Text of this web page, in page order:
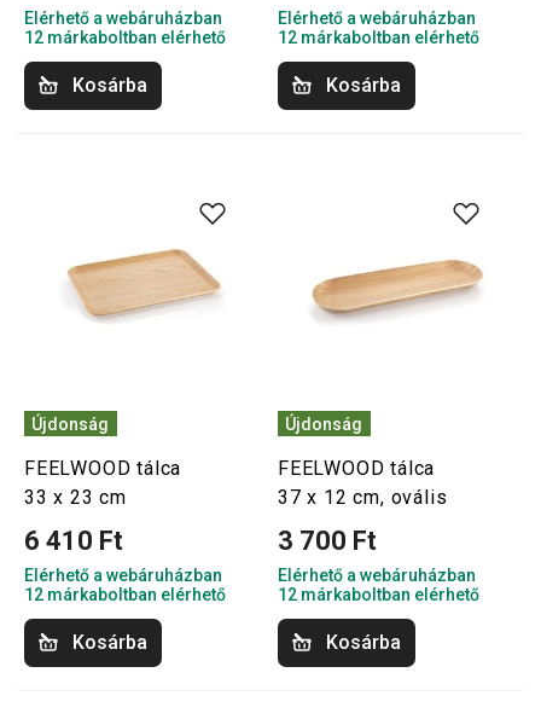
Elérhető a webáruházban
12 márkaboltban elérhető
Kosárba
Elérhető a webáruházban
12 márkaboltban elérhető
Kosárba
Újdonság
FEELWOOD tálca
33 x 23 cm
6 410 Ft
Elérhető a webáruházban
12 márkaboltban elérhető
Kosárba
Újdonság
FEELWOOD tálca
37 x 12 cm, ovális
3 700 Ft
Elérhető a webáruházban
12 márkaboltban elérhető
Kosárba